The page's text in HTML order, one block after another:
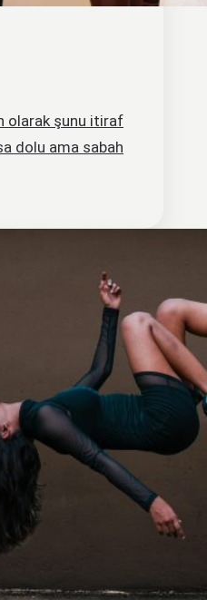
olarak şunu itiraf
dolu ama sabah